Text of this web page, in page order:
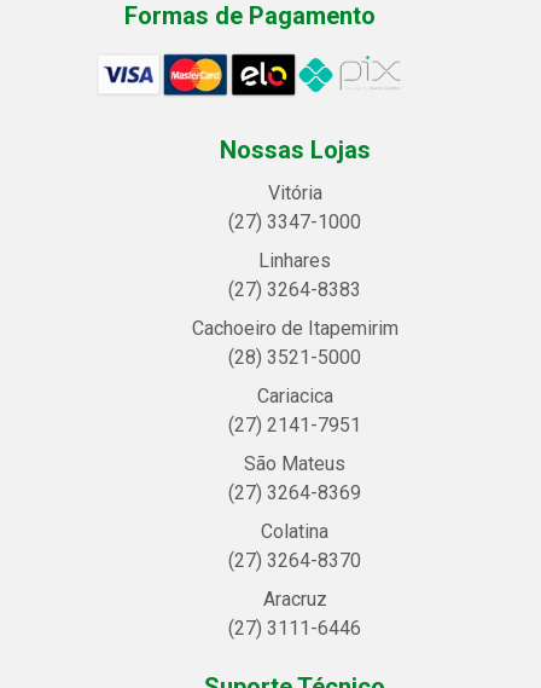
Formas de Pagamento
Nossas Lojas
Vitória
(27) 3347-1000
Linhares
(27) 3264-8383
Cachoeiro de Itapemirim
(28) 3521-5000
Cariacica
(27) 2141-7951
São Mateus
(27) 3264-8369
Colatina
(27) 3264-8370
Aracruz
(27) 3111-6446